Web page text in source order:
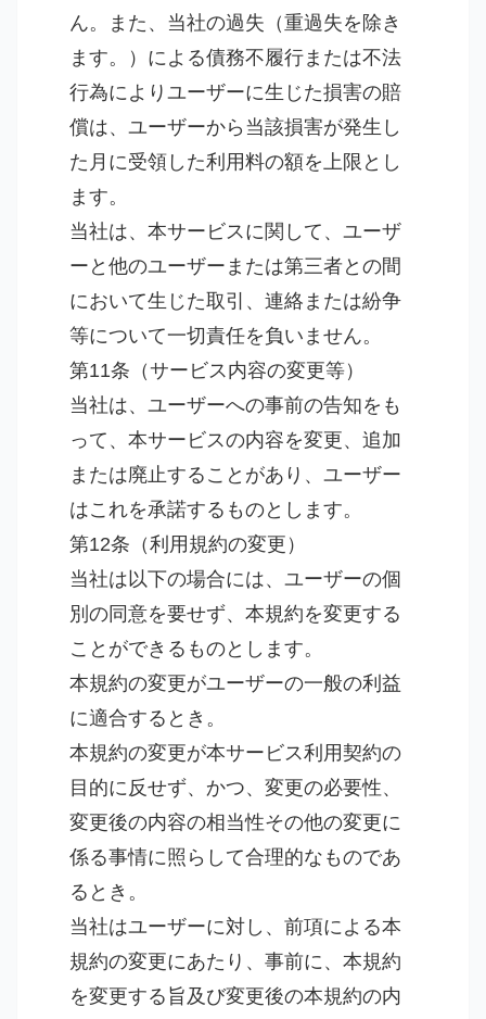
ん。また、当社の過失（重過失を除き
ます。）による債務不履行または不法
行為によりユーザーに生じた損害の賠
償は、ユーザーから当該損害が発生し
た月に受領した利用料の額を上限とし
ます。
当社は、本サービスに関して、ユーザ
ーと他のユーザーまたは第三者との間
において生じた取引、連絡または紛争
等について一切責任を負いません。
第11条（サービス内容の変更等）
当社は、ユーザーへの事前の告知をも
って、本サービスの内容を変更、追加
または廃止することがあり、ユーザー
はこれを承諾するものとします。
第12条（利用規約の変更）
当社は以下の場合には、ユーザーの個
別の同意を要せず、本規約を変更する
ことができるものとします。
本規約の変更がユーザーの一般の利益
に適合するとき。
本規約の変更が本サービス利用契約の
目的に反せず、かつ、変更の必要性、
変更後の内容の相当性その他の変更に
係る事情に照らして合理的なものであ
るとき。
当社はユーザーに対し、前項による本
規約の変更にあたり、事前に、本規約
を変更する旨及び変更後の本規約の内